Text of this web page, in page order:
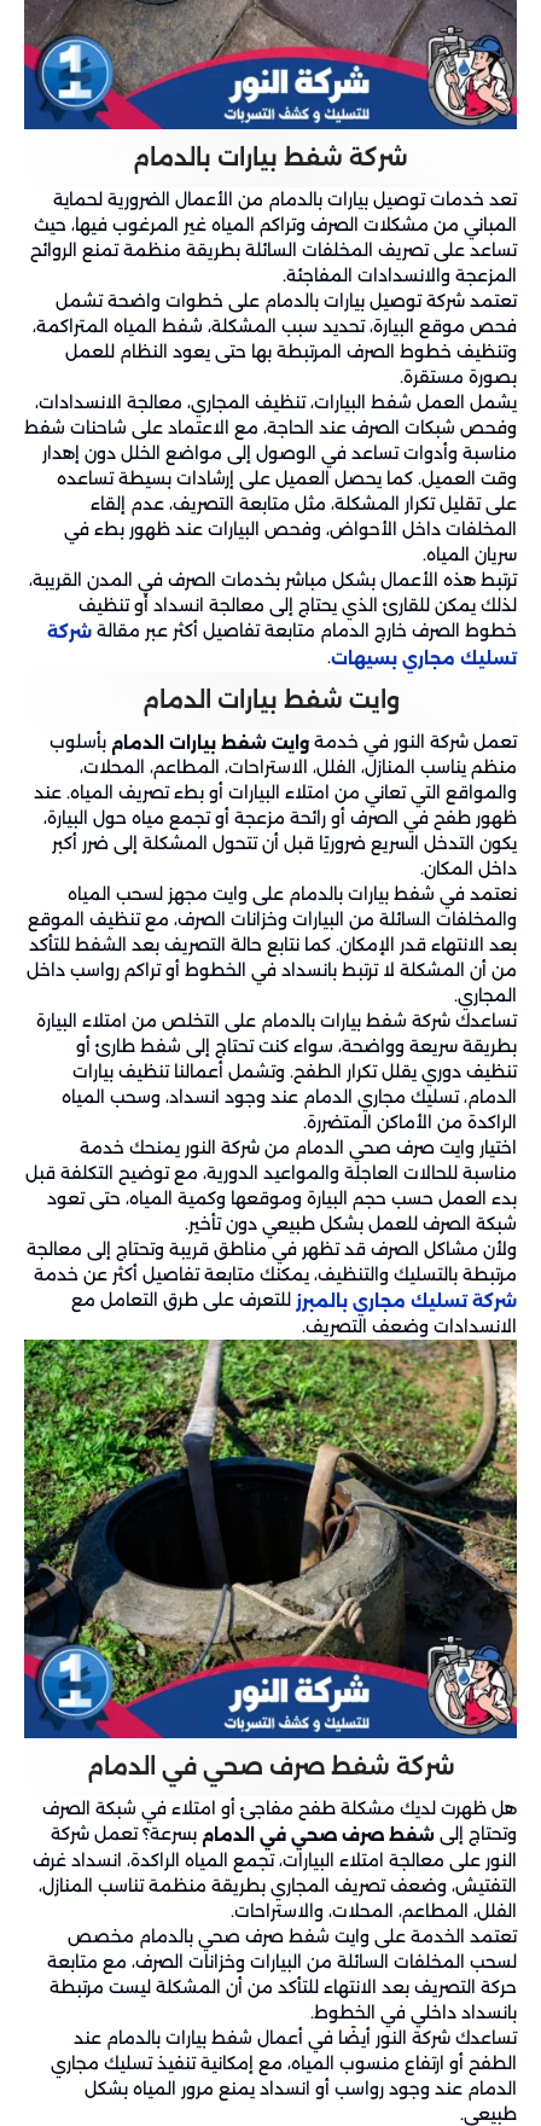
شركة شفط بيارات بالدمام
تعد خدمات توصيل بيارات بالدمام من الأعمال الضرورية لحماية
المباني من مشكلات الصرف وتراكم المياه غير المرغوب فيها، حيث
تساعد على تصريف المخلفات السائلة بطريقة منظمة تمنع الروائح
المزعجة والانسدادات المفاجئة.
تعتمد شركة توصيل بيارات بالدمام على خطوات واضحة تشمل
فحص موقع البيارة، تحديد سبب المشكلة، شفط المياه المتراكمة،
وتنظيف خطوط الصرف المرتبطة بها حتى يعود النظام للعمل
بصورة مستقرة.
يشمل العمل شفط البيارات، تنظيف المجاري، معالجة الانسدادات،
وفحص شبكات الصرف عند الحاجة، مع الاعتماد على شاحنات شفط
مناسبة وأدوات تساعد في الوصول إلى مواضع الخلل دون إهدار
وقت العميل. كما يحصل العميل على إرشادات بسيطة تساعده
على تقليل تكرار المشكلة، مثل متابعة التصريف، عدم إلقاء
المخلفات داخل الأحواض، وفحص البيارات عند ظهور بطء في
سريان المياه.
ترتبط هذه الأعمال بشكل مباشر بخدمات الصرف في المدن القريبة،
لذلك يمكن للقارئ الذي يحتاج إلى معالجة انسداد أو تنظيف
خطوط الصرف خارج الدمام متابعة تفاصيل أكثر عبر مقالة شركة
تسليك مجاري بسيهات.
وايت شفط بيارات الدمام
تعمل شركة النور في خدمة وايت شفط بيارات الدمام بأسلوب
منظم يناسب المنازل، الفلل، الاستراحات، المطاعم، المحلات،
والمواقع التي تعاني من امتلاء البيارات أو بطء تصريف المياه. عند
ظهور طفح في الصرف أو رائحة مزعجة أو تجمع مياه حول البيارة،
يكون التدخل السريع ضروريًا قبل أن تتحول المشكلة إلى ضرر أكبر
داخل المكان.
نعتمد في شفط بيارات بالدمام على وايت مجهز لسحب المياه
والمخلفات السائلة من البيارات وخزانات الصرف، مع تنظيف الموقع
بعد الانتهاء قدر الإمكان. كما نتابع حالة التصريف بعد الشفط للتأكد
من أن المشكلة لا ترتبط بانسداد في الخطوط أو تراكم رواسب داخل
المجاري.
تساعدك شركة شفط بيارات بالدمام على التخلص من امتلاء البيارة
بطريقة سريعة وواضحة، سواء كنت تحتاج إلى شفط طارئ أو
تنظيف دوري يقلل تكرار الطفح. وتشمل أعمالنا تنظيف بيارات
الدمام، تسليك مجاري الدمام عند وجود انسداد، وسحب المياه
الراكدة من الأماكن المتضررة.
اختيار وايت صرف صحي الدمام من شركة النور يمنحك خدمة
مناسبة للحالات العاجلة والمواعيد الدورية، مع توضيح التكلفة قبل
بدء العمل حسب حجم البيارة وموقعها وكمية المياه، حتى تعود
شبكة الصرف للعمل بشكل طبيعي دون تأخير.
ولأن مشاكل الصرف قد تظهر في مناطق قريبة وتحتاج إلى معالجة
مرتبطة بالتسليك والتنظيف، يمكنك متابعة تفاصيل أكثر عن خدمة
شركة تسليك مجاري بالمبرز للتعرف على طرق التعامل مع
الانسدادات وضعف التصريف.
شركة شفط صرف صحي في الدمام
هل ظهرت لديك مشكلة طفح مفاجئ أو امتلاء في شبكة الصرف
وتحتاج إلى شفط صرف صحي في الدمام بسرعة؟ تعمل شركة
النور على معالجة امتلاء البيارات، تجمع المياه الراكدة، انسداد غرف
التفتيش، وضعف تصريف المجاري بطريقة منظمة تناسب المنازل،
الفلل، المطاعم، المحلات، والاستراحات.
تعتمد الخدمة على وايت شفط صرف صحي بالدمام مخصص
لسحب المخلفات السائلة من البيارات وخزانات الصرف، مع متابعة
حركة التصريف بعد الانتهاء للتأكد من أن المشكلة ليست مرتبطة
بانسداد داخلي في الخطوط.
تساعدك شركة النور أيضًا في أعمال شفط بيارات بالدمام عند
الطفح أو ارتفاع منسوب المياه، مع إمكانية تنفيذ تسليك مجاري
الدمام عند وجود رواسب أو انسداد يمنع مرور المياه بشكل
طبيعي.